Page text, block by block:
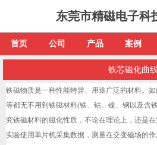
东莞市精磁电子科
首页 公司 产品 案例
铁芯磁化曲
铁磁物质是一种性能特异、用途广泛的材料。
等都无不用到铁磁材料(铁、钴、镍、钢以及含
究铁磁材料的磁化性质，不论在理论上，还是
实验使用单片机采集数据，测量在交变磁场的